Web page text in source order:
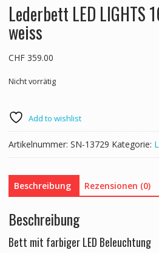
Lederbett LED LIGHTS
weiss
CHF359.00
Nicht vorrätig
Add to wishlist
Artikelnummer: SN-13729 Kategorie:
Beschreibung Rezensionen (0)
Beschreibung
Bett mit farbiger LED Beleuchtung